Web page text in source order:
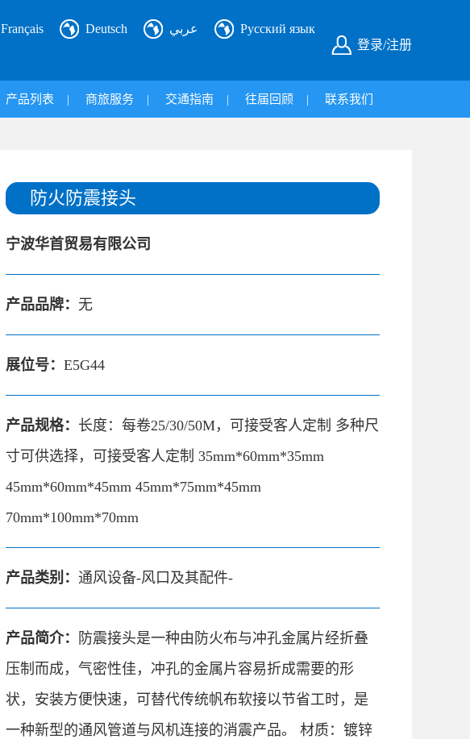
登录/注册
Français Deutsch عربي Русский язык
产品列表 | 商旅服务 | 交通指南 | 往届回顾 | 联系我们
防火防震接头
宁波华首贸易有限公司
产品品牌： 无
展位号： E5G44
产品规格： 长度：每卷25/30/50M，可接受客人定制 多种尺
寸可供选择，可接受客人定制 35mm*60mm*35mm
45mm*60mm*45mm 45mm*75mm*45mm
70mm*100mm*70mm
产品类别： 通风设备-风口及其配件-
产品简介：
防震接头是一种由防火布与冲孔金属片经折叠
压制而成，气密性佳，冲孔的金属片容易折成需要的形
状，安装方便快速，可替代传统帆布软接以节省工时，是
一种新型的通风管道与风机连接的消震产品。 材质：镀锌